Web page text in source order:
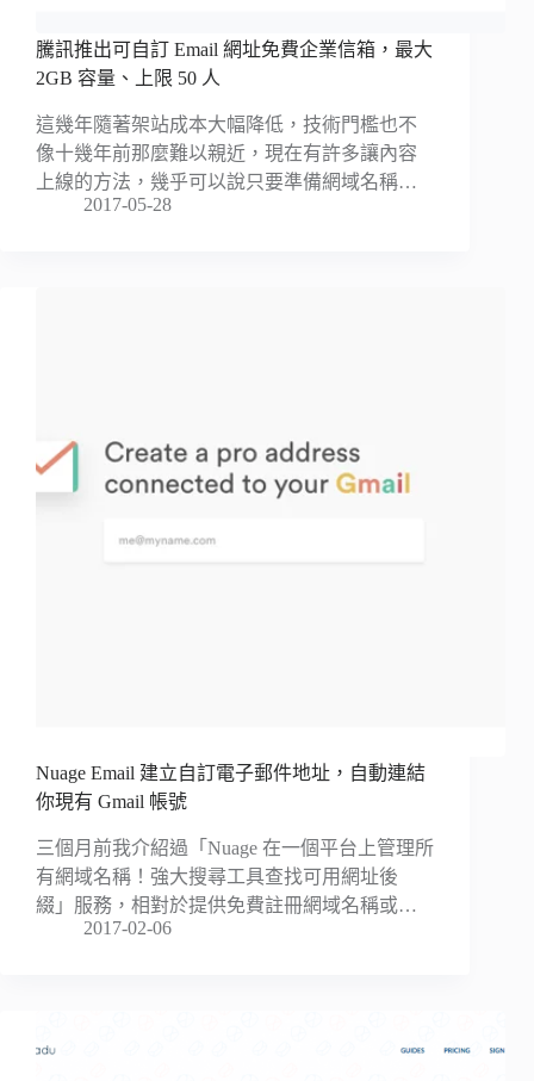
騰訊推出可自訂 Email 網址免費企業信箱，最大
2GB 容量、上限 50 人
這幾年隨著架站成本大幅降低，技術門檻也不
像十幾年前那麼難以親近，現在有許多讓內容
上線的方法，幾乎可以說只要準備網域名稱…
2017-05-28
Nuage Email 建立自訂電子郵件地址，自動連結
你現有 Gmail 帳號
三個月前我介紹過「Nuage 在一個平台上管理所
有網域名稱！強大搜尋工具查找可用網址後
綴」服務，相對於提供免費註冊網域名稱或…
2017-02-06